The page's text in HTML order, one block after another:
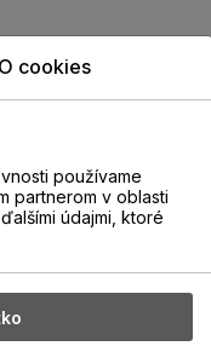
O cookies
používame
partnerom v oblasti
údajmi, ktoré